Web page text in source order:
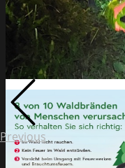
Previous